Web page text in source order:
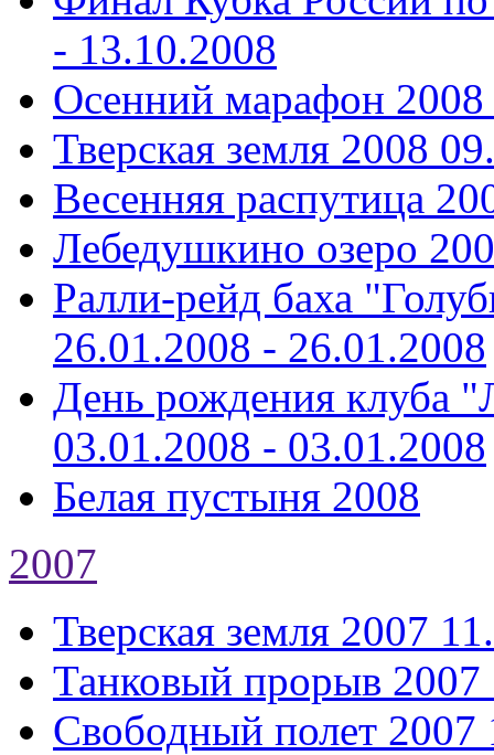
- 13.10.2008
Осенний марафон 2008
Тверская земля 2008
Весенняя распутица
Лебедушкино озеро
Ралли-рейд баха
26.01.2008 - 26.01.2008
День рождения клуба
03.01.2008 - 03.01.2008
Белая пустыня 2008
2007
Тверская земля 2007
Танковый прорыв 2007
Свободный полет 2007